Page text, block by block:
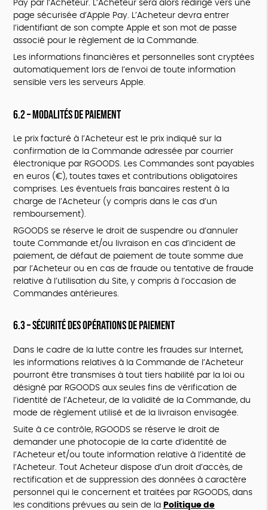
Pay par l’Acheteur. L’Acheteur sera alors redirigé vers une
page sécurisée d’Apple Pay. L’Acheteur devra entrer
l’identifiant de son compte Apple et son mot de passe
associé pour le règlement de la Commande.
Les informations financières et personnelles sont cryptées
automatiquement lors de l’envoi de toute information
sensible vers les serveurs Apple.
6.2 – Modalités de paiement
Le prix facturé à l’Acheteur est le prix indiqué sur la
confirmation de la Commande adressée par courrier
électronique par RGOODS. Les Commandes sont payables
en euros (€), toutes taxes et contributions obligatoires
comprises. Les éventuels frais bancaires restent à la
charge de l’Acheteur (y compris dans le cas d’un
remboursement).
RGOODS se réserve le droit de suspendre ou d’annuler
toute Commande et/ou livraison en cas d’incident de
paiement, de défaut de paiement de toute somme due
par l’Acheteur ou en cas de fraude ou tentative de fraude
relative à l’utilisation du Site, y compris à l’occasion de
Commandes antérieures.
6.3 – Sécurité des opérations de paiement
Dans le cadre de la lutte contre les fraudes sur Internet,
les informations relatives à la Commande de l’Acheteur
pourront être transmises à tout tiers habilité par la loi ou
désigné par RGOODS aux seules fins de vérification de
l’identité de l’Acheteur, de la validité de la Commande, du
mode de règlement utilisé et de la livraison envisagée.
Suite à ce contrôle, RGOODS se réserve le droit de
demander une photocopie de la carte d’identité de
l’Acheteur et/ou toute information relative à l’identité de
l’Acheteur. Tout Acheteur dispose d’un droit d’accès, de
rectification et de suppression des données à caractère
personnel qui le concernent et traitées par RGOODS, dans
les conditions prévues au sein de la Politique de